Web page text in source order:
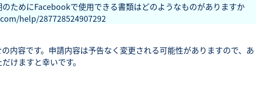
ためにFacebookで使用できる書類はどのようなものがありますか
help/287728524907292
内容です。申請内容は予告なく変更される可能性がありますので、あ
けますと幸いです。